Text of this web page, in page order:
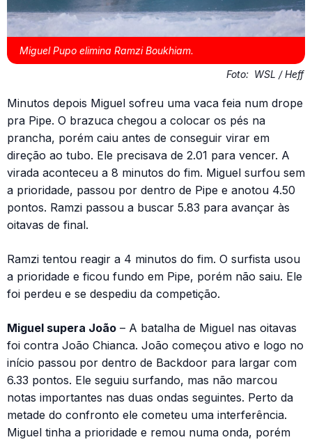
Miguel Pupo elimina Ramzi Boukhiam.
Foto: WSL / Heff
Minutos depois Miguel sofreu uma vaca feia num drope
pra Pipe. O brazuca chegou a colocar os pés na
prancha, porém caiu antes de conseguir virar em
direção ao tubo. Ele precisava de 2.01 para vencer. A
virada aconteceu a 8 minutos do fim. Miguel surfou sem
a prioridade, passou por dentro de Pipe e anotou 4.50
pontos. Ramzi passou a buscar 5.83 para avançar às
oitavas de final.
Ramzi tentou reagir a 4 minutos do fim. O surfista usou
a prioridade e ficou fundo em Pipe, porém não saiu. Ele
foi perdeu e se despediu da competição.
Miguel supera João – A batalha de Miguel nas oitavas
foi contra João Chianca. João começou ativo e logo no
início passou por dentro de Backdoor para largar com
6.33 pontos. Ele seguiu surfando, mas não marcou
notas importantes nas duas ondas seguintes. Perto da
metade do confronto ele cometeu uma interferência.
Miguel tinha a prioridade e remou numa onda, porém